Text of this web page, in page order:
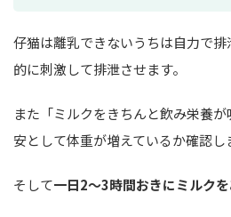
仔猫は離乳できないうちは自力で
的に刺激して排泄させます。
また「ミルクをきちんと飲み栄養
安として体重が増えているか確認し
そして一日2～3時間おきにミルクを